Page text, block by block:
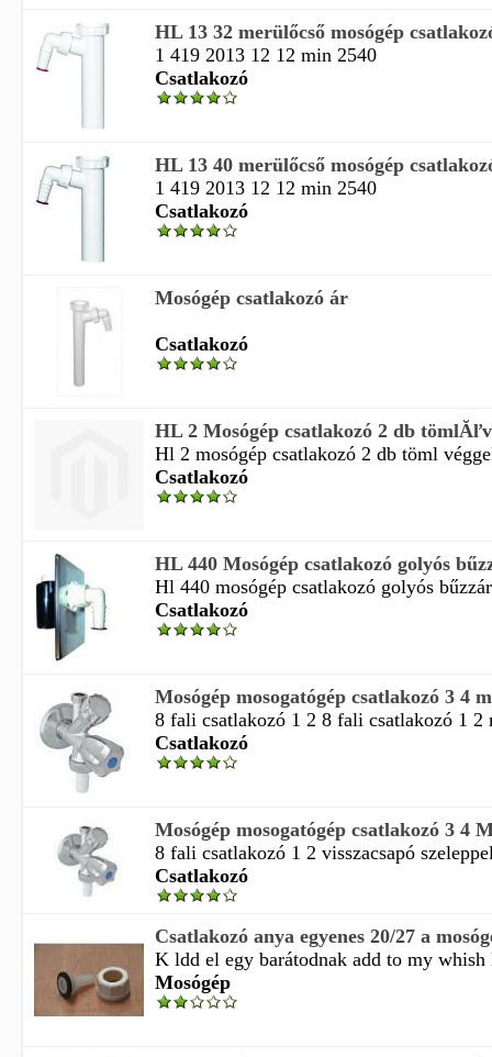
HL 13 32 merülőcső mosógép
1 419 2013 12 12 min 2540
Csatlakozó
HL 13 40 merülőcső mosógép
1 419 2013 12 12 min 2540
Csatlakozó
Mosógép csatlakozó ár
Csatlakozó
HL 2 Mosógép csatlakozó 2 db
Hl 2 mosógép csatlakozó 2 db töml
Csatlakozó
HL 440 Mosógép csatlakozó golyós
Hl 440 mosógép csatlakozó golyós
Csatlakozó
Mosógép mosogatógép csatlakozó 3 4
8 fali csatlakozó 1 2 8 fali csatlakozó 1 2
Csatlakozó
Mosógép mosogatógép csatlakozó 3 4
8 fali csatlakozó 1 2 visszacsapó
Csatlakozó
Csatlakozó anya egyenes 20/27 a
K ldd el egy barátodnak add to my
Mosógép